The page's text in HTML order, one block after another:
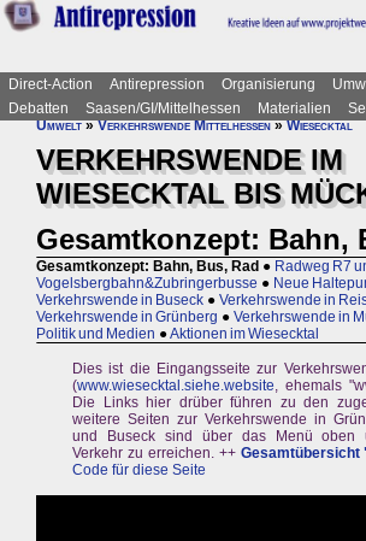
Direct-Action Antirepression Organisierung
Debatten
Saasen/GI/Mittelhessen Materialien
Umwelt»Verkehrswende Mittelhessen»Wiesecktal
VERKEHRSWENDE IM
WIESECKTAL BIS
Gesamtkonzept: Bahn,
Gesamtkonzept: Bahn, Bus, Rad ● Radweg R7
Vogelsbergbahn&Zubringerbusse ● Neue
Verkehrswende in Buseck ● Verkehrswende in
Verkehrswende in Grünberg ● Verkehrswende in
Politik und Medien ●Aktionen im Wiesecktal
Dies ist die Eingangsseite zur
(www.wiesecktal.siehe.website, ehemals
Die Links hier drüber führen zu den
weitere Seiten zur Verkehrswende in
und Buseck sind über das Menü oben
Verkehr zu erreichen. ++ Gesamtübersicht
Code für diese Seite